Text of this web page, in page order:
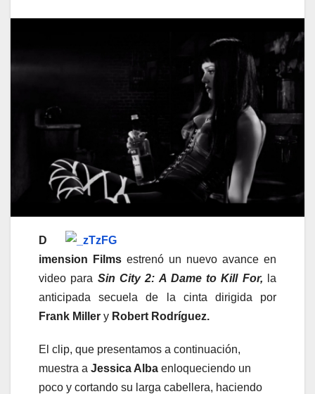
D
imension Films estrenó un nuevo avance en
video para Sin City 2: A Dame to Kill For, la
anticipada secuela de la cinta dirigida por
Frank Miller y Robert Rodríguez.
El clip, que presentamos a continuación,
muestra a Jessica Alba enloqueciendo un
poco y cortando su larga cabellera, haciendo